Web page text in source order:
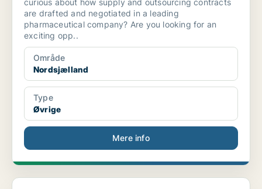
curious about how supply and outsourcing contracts
are drafted and negotiated in a leading
pharmaceutical company? Are you looking for an
exciting opp..
Område
Nordsjælland
Type
Øvrige
Mere info
DanChurchAid (DCA) is looking for a Student Assist...